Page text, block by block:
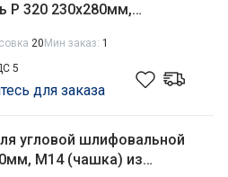
Р 320 230х280мм,
20 Мин заказ: 1
5
для заказа
угловой шлифовальной
М14 (чашка) из